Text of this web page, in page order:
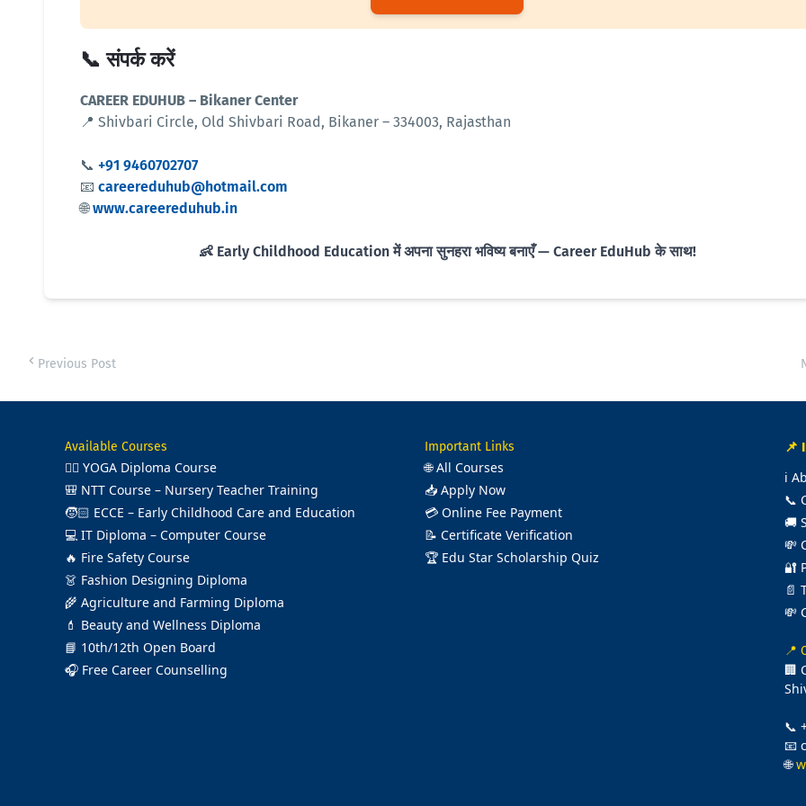
📞 संपर्क करें
CAREER EDUHUB – Bikaner Center
📍 Shivbari Circle, Old Shivbari Road, Bikaner – 334003, Rajasthan
📞 +91 9460702707
📧 careereduhub@hotmail.com
🌐www.careereduhub.in
👶 Early Childhood Education में अपना सुनहरा भविष्य बनाएँ — Career EduHub के साथ!
Previous Post
Available Courses
🧘‍♂️ YOGA Diploma Course
🎒 NTT Course – Nursery Teacher Training
🧒🏻 ECCE – Early Childhood Care and Education
💻 IT Diploma – Computer Course
🔥 Fire Safety Course
👗 Fashion Designing Diploma
🌾 Agriculture and Farming Diploma
💄 Beauty and Wellness Diploma
📘 10th/12th Open Board
🎧 Free Career Counselling
Important Links
🌐All Courses
📥 Apply Now
💳 Online Fee Payment
📝 Certificate Verification
🏆 Edu Star Scholarship Quiz
📌
ℹ️
📞
🚚
💸
🔐
📄
💸
📍
🏢
📞
📧
🌐